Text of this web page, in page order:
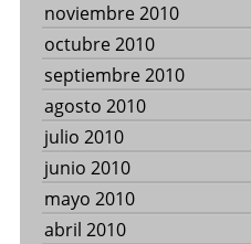
noviembre 2010
octubre 2010
septiembre 2010
agosto 2010
julio 2010
junio 2010
mayo 2010
abril 2010